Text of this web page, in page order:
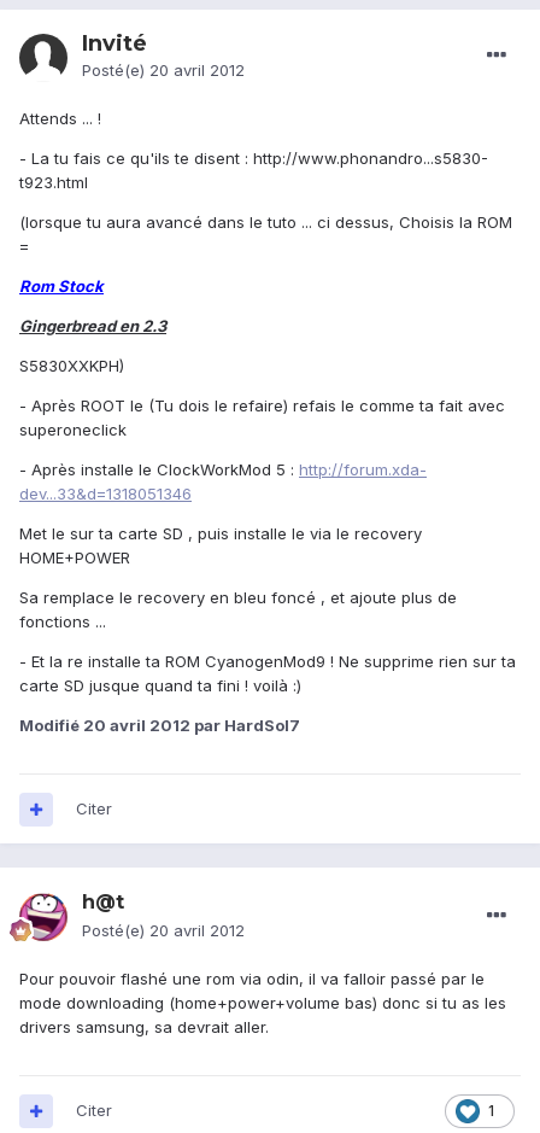
Invité
Posté(e) 20 avril 2012
Attends ... !
- La tu fais ce qu'ils te disent : http://www.phonandro...s5830-
t923.html
(lorsque tu aura avancé dans le tuto ... ci dessus, Choisis la ROM
=
Rom Stock
Gingerbread en 2.3
S5830XXKPH)
- Après ROOT le (Tu dois le refaire) refais le comme ta fait avec
superoneclick
- Après installe le ClockWorkMod 5 : http://forum.xda-
dev...33&d=1318051346
Met le sur ta carte SD , puis installe le via le recovery
HOME+POWER
Sa remplace le recovery en bleu foncé , et ajoute plus de
fonctions ...
- Et la re installe ta ROM CyanogenMod9 ! Ne supprime rien sur ta
carte SD jusque quand ta fini ! voilà :)
Modifié 20 avril 2012 par HardSol7
Citer
h@t
Posté(e) 20 avril 2012
Pour pouvoir flashé une rom via odin, il va falloir passé par le
mode downloading (home+power+volume bas) donc si tu as les
drivers samsung, sa devrait aller.
1
Citer